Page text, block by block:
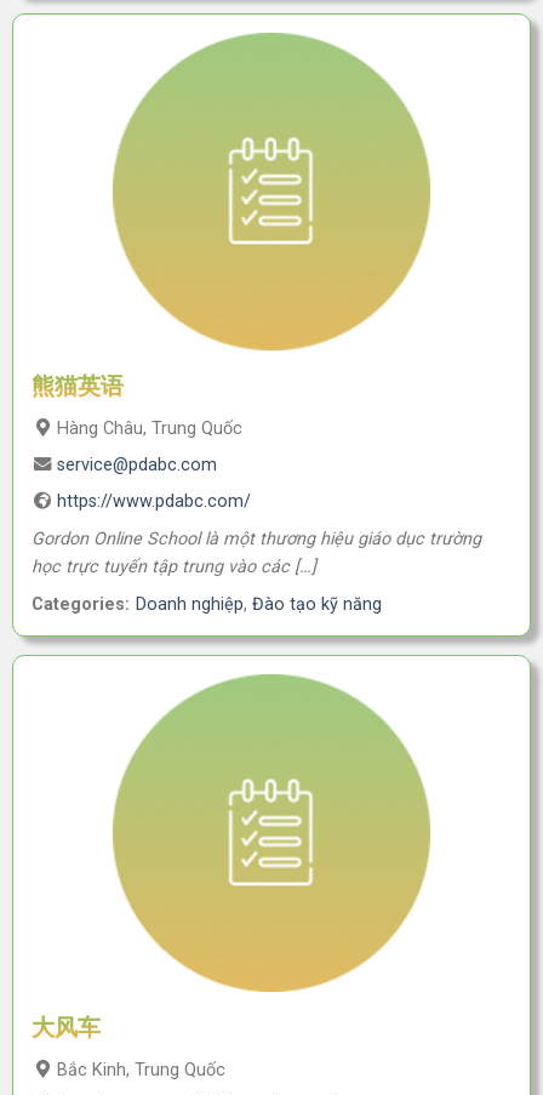
熊猫英语
Hàng Châu, Trung Quốc
service@pdabc.com
https://www.pdabc.com/
Gordon Online School là một thương hiệu giáo dục trường
học trực tuyến tập trung vào các […]
Categories: Doanh nghiệp, Đào tạo kỹ năng
大风车
Bắc Kinh, Trung Quốc